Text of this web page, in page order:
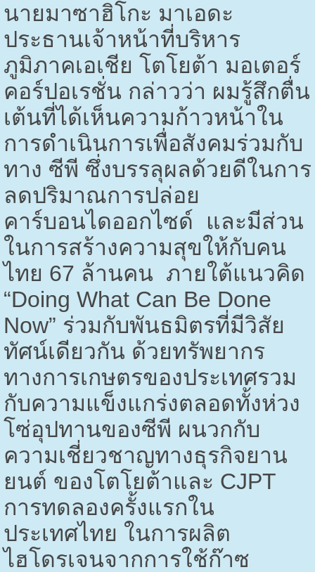
นายมาซาฮิโกะ มาเอดะ
ประธานเจ้าหน้าที่บริหาร
ภูมิภาคเอเชีย โตโยต้า มอเตอร์
คอร์ปอเรชั่น กล่าวว่า ผมรู้สึกตื่น
เต้นที่ได้เห็นความก้าวหน้าใน
การดำเนินการเพื่อสังคมร่วมกับ
ทาง ซีพี ซึ่งบรรลุผลด้วยดีในการ
ลดปริมาณการปล่อย
คาร์บอนไดออกไซด์ และมีส่วน
ในการสร้างความสุขให้กับคน
ไทย 67 ล้านคน ภายใต้แนวคิด
“Doing What Can Be Done
Now” ร่วมกับพันธมิตรที่มีวิสัย
ทัศน์เดียวกัน ด้วยทรัพยากร
ทางการเกษตรของประเทศรวม
กับความแข็งแกร่งตลอดทั้งห่วง
โซ่อุปทานของซีพี ผนวกกับ
ความเชี่ยวชาญทางธุรกิจยาน
ยนต์ ของโตโยต้าและ CJPT
การทดลองครั้งแรกใน
ประเทศไทย ในการผลิต
ไฮโดรเจนจากการใช้ก๊าซ